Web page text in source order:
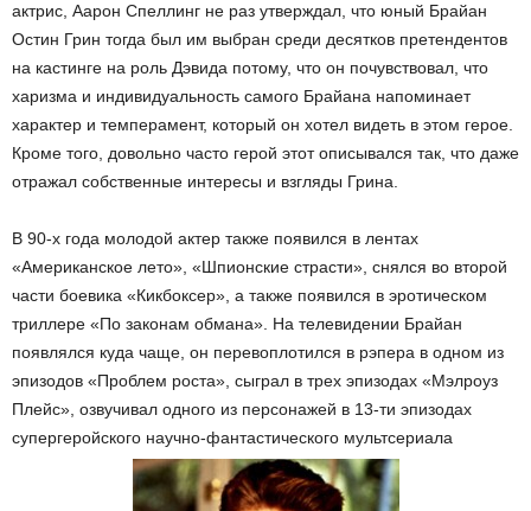
актрис, Аарон Спеллинг не раз утверждал, что юный Брайан
Остин Грин тогда был им выбран среди десятков претендентов
на кастинге на роль Дэвида потому, что он почувствовал, что
харизма и индивидуальность самого Брайана напоминает
характер и темперамент, который он хотел видеть в этом герое.
Кроме того, довольно часто герой этот описывался так, что даже
отражал собственные интересы и взгляды Грина.
В 90-х года молодой актер также появился в лентах
«Американское лето», «Шпионские страсти», снялся во второй
части боевика «Кикбоксер», а также появился в эротическом
триллере «По законам обмана». На телевидении Брайан
появлялся куда чаще, он перевоплотился в рэпера в одном из
эпизодов «Проблем роста», сыграл в трех эпизодах «Мэлроуз
Плейс», озвучивал одного из персонажей в 13-ти эпизодах
супергеройского научно-фантастического мультсериала